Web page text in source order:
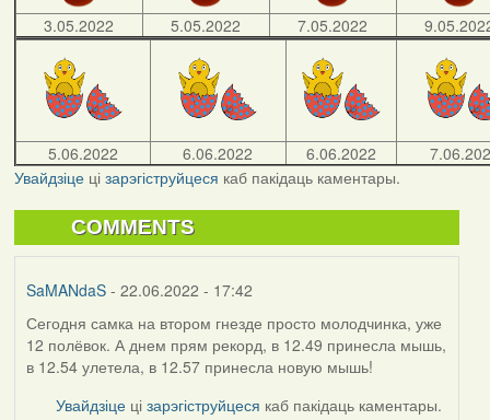
3.05.2022 5.05.2022 7.05.2022
5.06.2022 6.06.2022 6.06.2022
Увайдзіцеці зарэгіструйцеся каб пакідаць каментары.
COMMENTS
SaMANdaS- 22.06.2022 - 17:42
Сегодня самка на втором гнезде просто молодчинка, уже
12 полёвок. А днем прям рекорд, в 12.49 принесла мышь,
в 12.54 улетела, в 12.57 принесла новую мышь!
Увайдзіце цізарэгіструйцеся каб пакідаць каментары.